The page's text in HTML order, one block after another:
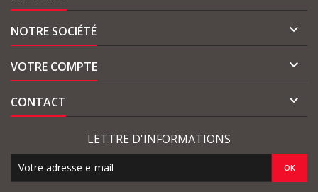
NOTRE SOCIÉTÉ 
VOTRE COMPTE 
CONTACT 
LETTRE D'INFORMATIONS